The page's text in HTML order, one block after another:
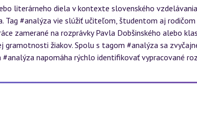
literárneho diela v kontexte slovenského
#analýza vie slúžiť učiteľom, študentom aj
zamerané na rozprávky Pavla Dobšinského alebo
žiakov. Spolu s tagom #analýza sa
napomáha rýchlo identifikovať vypracované